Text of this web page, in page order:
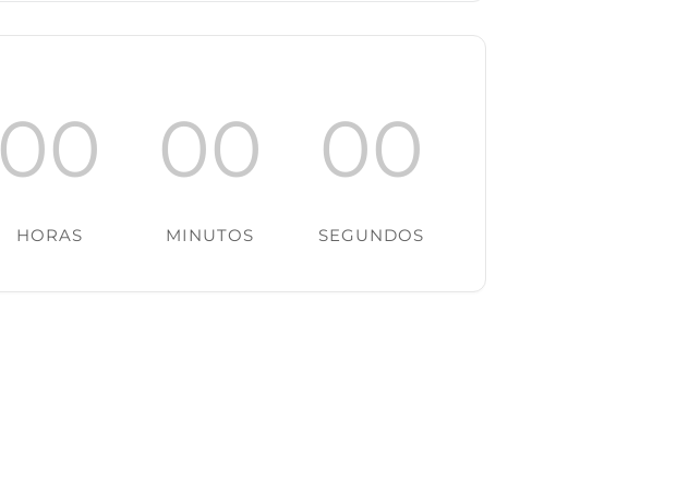
00
HORAS
00
MINUTOS
00
SEGUNDOS